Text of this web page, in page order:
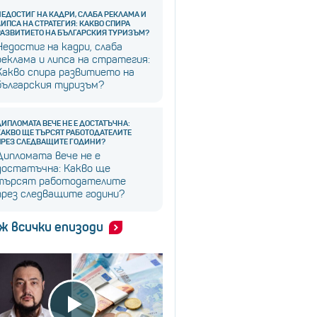
НА КАДРИ, СЛАБА РЕКЛАМА И
НА СТРАТЕГИЯ: КАКВО СПИРА
НА БЪЛГАРСКИЯ ТУРИЗЪМ?
на кадри, слаба
и липса на стратегия:
спира развитието на
туризъм?
ВЕЧЕ НЕ Е ДОСТАТЪЧНА:
ЩЕ ТЪРСЯТ РАБОТОДАТЕЛИТЕ
СЛЕДВАЩИТЕ ГОДИНИ?
вече не е
Какво ще
работодателите
следващите години?
всички епизоди